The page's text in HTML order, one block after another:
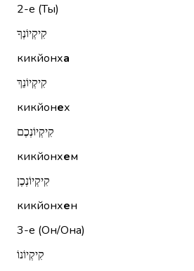
2-е (Ты)
קִיקְיוֹנְךָ
кикйонха
קִיקְיוֹנֵךְ
кикйонех
קִיקְיוֹנְכֶם
кикйонхем
קִיקְיוֹנְכֶן
кикйонхен
3-е (Он/Она)
קִיקְיוֹנוֹ